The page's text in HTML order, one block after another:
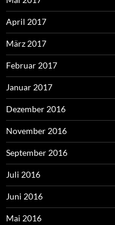
April 2017
März 2017
Februar 2017
Januar 2017
Dezember 2016
November 2016
September 2016
Juli 2016
Juni 2016
Mai 2016